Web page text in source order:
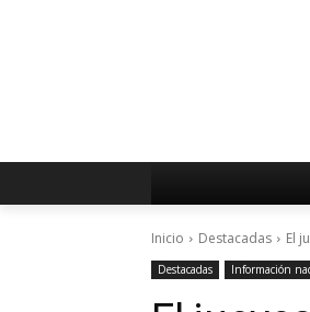
Inicio Destacadas El
Destacadas Información